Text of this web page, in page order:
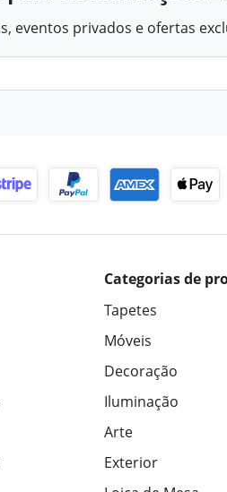
eventos privados e ofertas
Categorias de
Tapetes
Móveis
Decoração
Iluminação
Arte
Exterior